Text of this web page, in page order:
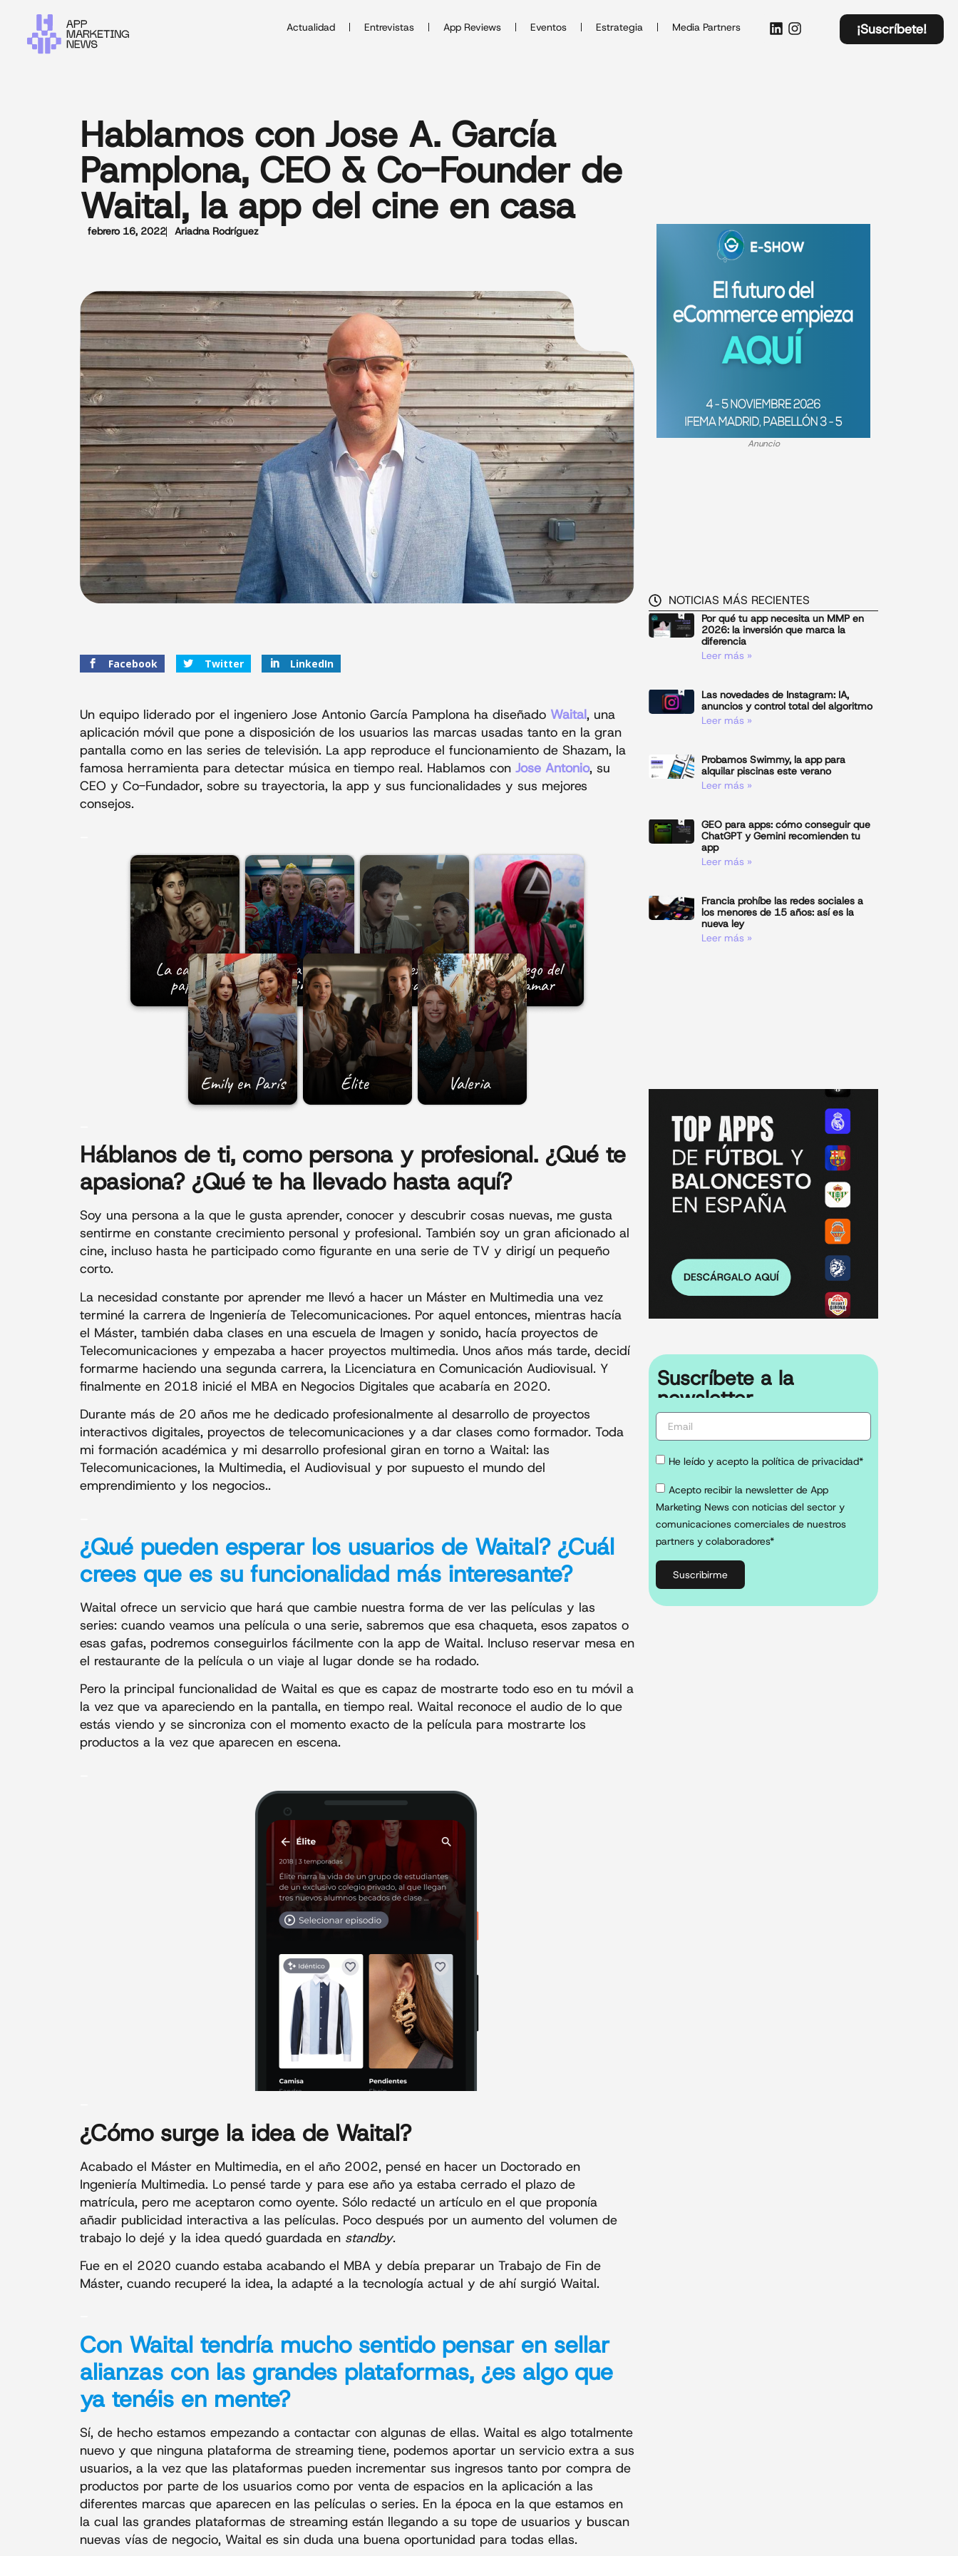
Actualidad Entrevistas App Reviews Eventos Estrategia Media Partners ¡Suscríbete!
Hablamos con Jose A. García
Pamplona, CEO & Co-Founder de
Waital, la app del cine en casa
febrero 16, 2022 Ariadna Rodríguez
Facebook Twitter LinkedIn
Un equipo liderado por el ingeniero Jose Antonio García Pamplona ha diseñado Waital, una
aplicación móvil que pone a disposición de los usuarios las marcas usadas tanto en la gran
pantalla como en las series de televisión. La app reproduce el funcionamiento de Shazam, la
famosa herramienta para detectar música en tiempo real. Hablamos con Jose Antonio, su
CEO y Co-Fundador, sobre su trayectoria, la app y sus funcionalidades y sus mejores
consejos.
Háblanos de ti, como persona y profesional. ¿Qué te
apasiona? ¿Qué te ha llevado hasta aquí?
Soy una persona a la que le gusta aprender, conocer y descubrir cosas nuevas, me gusta
sentirme en constante crecimiento personal y profesional. También soy un gran aficionado al
cine, incluso hasta he participado como figurante en una serie de TV y dirigí un pequeño
corto.
La necesidad constante por aprender me llevó a hacer un Máster en Multimedia una vez
terminé la carrera de Ingeniería de Telecomunicaciones. Por aquel entonces, mientras hacía
el Máster, también daba clases en una escuela de Imagen y sonido, hacía proyectos de
Telecomunicaciones y empezaba a hacer proyectos multimedia. Unos años más tarde, decidí
formarme haciendo una segunda carrera, la Licenciatura en Comunicación Audiovisual. Y
finalmente en 2018 inicié el MBA en Negocios Digitales que acabaría en 2020.
Durante más de 20 años me he dedicado profesionalmente al desarrollo de proyectos
interactivos digitales, proyectos de telecomunicaciones y a dar clases como formador. Toda
mi formación académica y mi desarrollo profesional giran en torno a Waital: las
Telecomunicaciones, la Multimedia, el Audiovisual y por supuesto el mundo del
emprendimiento y los negocios..
¿Qué pueden esperar los usuarios de Waital? ¿Cuál
crees que es su funcionalidad más interesante?
Waital ofrece un servicio que hará que cambie nuestra forma de ver las películas y las
series: cuando veamos una película o una serie, sabremos que esa chaqueta, esos zapatos o
esas gafas, podremos conseguirlos fácilmente con la app de Waital. Incluso reservar mesa en
el restaurante de la película o un viaje al lugar donde se ha rodado.
Pero la principal funcionalidad de Waital es que es capaz de mostrarte todo eso en tu móvil a
la vez que va apareciendo en la pantalla, en tiempo real. Waital reconoce el audio de lo que
estás viendo y se sincroniza con el momento exacto de la película para mostrarte los
productos a la vez que aparecen en escena.
¿Cómo surge la ideade Waital?
Acabado el Máster en Multimedia, en el año 2002, pensé en hacer un Doctorado en
Ingeniería Multimedia. Lo pensé tarde y para ese año ya estaba cerrado el plazo de
matrícula, pero me aceptaron como oyente. Sólo redacté un artículo en el que proponía
añadir publicidad interactiva a las películas. Poco después por un aumento del volumen de
trabajo lo dejé y la idea quedó guardada en standby.
Fue en el 2020 cuando estaba acabando el MBA y debía preparar un Trabajo de Fin de
Máster, cuando recuperé la idea, la adapté a la tecnología actual y de ahí surgió Waital.
Con Waital tendría mucho sentido pensar en sellar
alianzas con las grandes plataformas, ¿es algo que
ya tenéis en mente?
Sí, de hecho estamos empezando a contactar con algunas de ellas. Waital es algo totalmente
nuevo y que ninguna plataforma de streaming tiene, podemos aportar un servicio extra a sus
usuarios, a la vez que las plataformas pueden incrementar sus ingresos tanto por compra de
productos por parte de los usuarios como por venta de espacios en la aplicación a las
diferentes marcas que aparecen en las películas o series. En la época en la que estamos en
la cual las grandes plataformas de streaming están llegando a su tope de usuarios y buscan
nuevas vías de negocio, Waital es sin duda una buena oportunidad para todas ellas.
Anuncio
NOTICIAS MÁS RECIENTES
Por qué tu app necesita un MMP en
2026: la inversión que marca la
diferencia
Leer más »
Las novedades de Instagram: IA,
anuncios y control total del algoritmo
Leer más »
Probamos Swimmy, la app para
alquilar piscinas este verano
Leer más »
GEO para apps: cómo conseguir que
ChatGPT y Gemini recomienden tu
app
Leer más »
Francia prohíbe las redes sociales a
los menores de 15 años: así es la
nueva ley
Leer más »
Suscríbete a la
newsletter
He leído y acepto la política de privacidad*
Acepto recibir la newsletter de App
Marketing News con noticias del sector y
comunicaciones comerciales de nuestros
partners y colaboradores*
Suscribirme